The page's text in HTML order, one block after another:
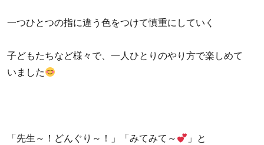
一つひとつの指に違う色をつけて慎重にしていく
子どもたちなど様々で、一人ひとりのやり方で楽しめて
いました
「先生～！どんぐり～！」「みてみて～ 」と